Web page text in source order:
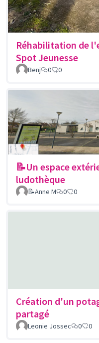
Réhabilitation de
Spot Jeunesse
Benj 0 0
📝Un espace
ludothèque
📝Anne M 0 0
Création d'un
partagé
Leonie Jossec
0 0